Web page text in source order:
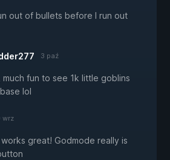
out of bullets before I run out
3 paź
much fun to see 1k little goblins
lol
wrz
great! Godmode really is